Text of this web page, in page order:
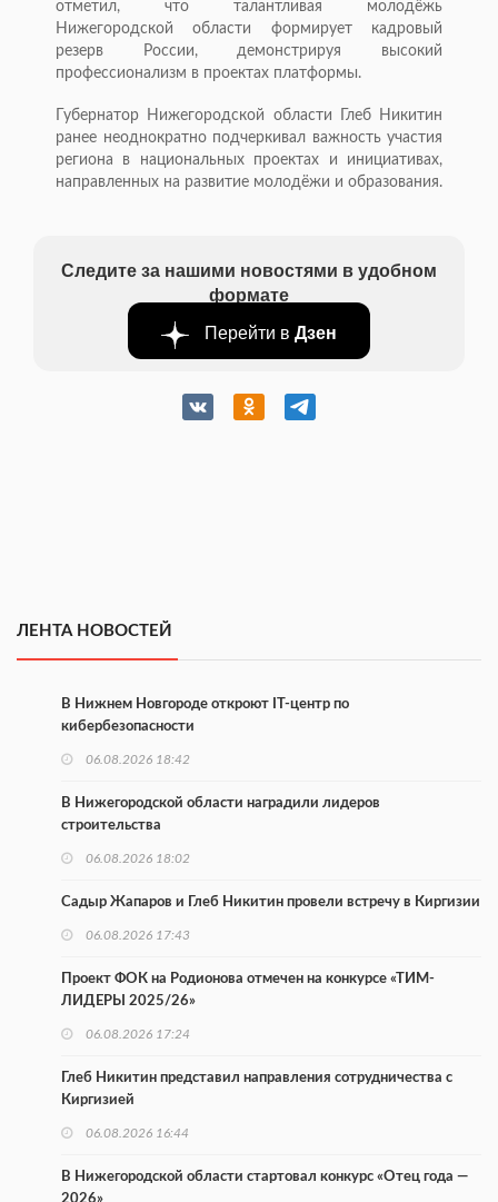
отметил, что талантливая молодёжь
Нижегородской области формирует кадровый
резерв России, демонстрируя высокий
профессионализм в проектах платформы.
Губернатор Нижегородской области Глеб Никитин
ранее неоднократно подчеркивал важность участия
региона в национальных проектах и инициативах,
направленных на развитие молодёжи и образования.
Следите за нашими новостями в удобном
формате
Перейти в Дзен
ЛЕНТА НОВОСТЕЙ
В Нижнем Новгороде откроют IT-центр по
кибербезопасности
06.08.2026 18:42
В Нижегородской области наградили лидеров
строительства
06.08.2026 18:02
Садыр Жапаров и Глеб Никитин провели встречу в Киргизии
06.08.2026 17:43
Проект ФОК на Родионова отмечен на конкурсе «ТИМ-
ЛИДЕРЫ 2025/26»
06.08.2026 17:24
Глеб Никитин представил направления сотрудничества с
Киргизией
06.08.2026 16:44
В Нижегородской области стартовал конкурс «Отец года —